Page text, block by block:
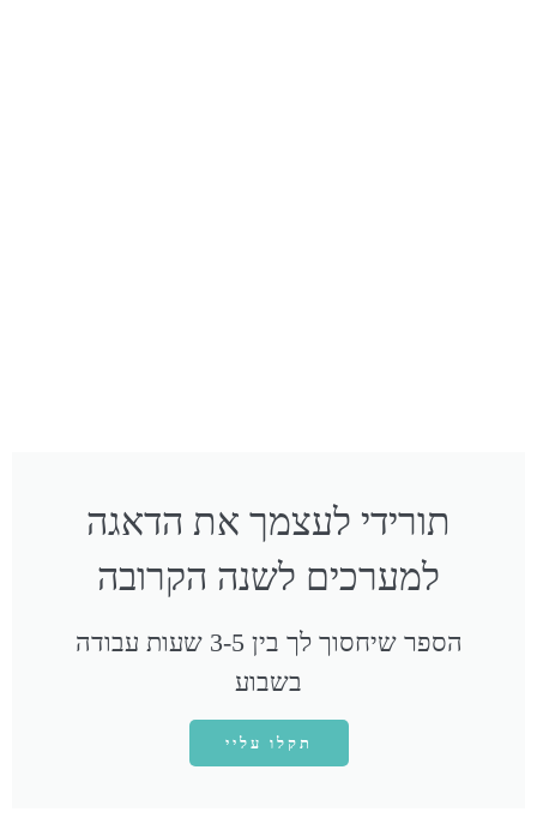
תורידי לעצמך את הדאגה
למערכים לשנה הקרובה
הספר שיחסוך לך בין 3-5 שעות עבודה
בשבוע
תקלו עליי